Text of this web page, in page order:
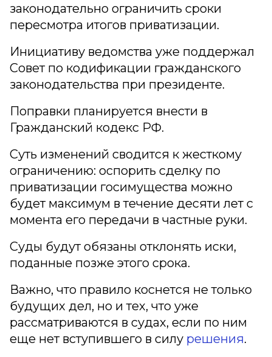
законодательно ограничить сроки
пересмотра итогов приватизации.
Инициативу ведомства уже поддержал
Совет по кодификации гражданского
законодательства при президенте.
Поправки планируется внести в
Гражданский кодекс РФ.
Суть изменений сводится к жесткому
ограничению: оспорить сделку по
приватизации госимущества можно
будет максимум в течение десяти лет с
момента его передачи в частные руки.
Суды будут обязаны отклонять иски,
поданные позже этого срока.
Важно, что правило коснется не только
будущих дел, но и тех, что уже
рассматриваются в судах, если по ним
еще нет вступившего в силу решения.